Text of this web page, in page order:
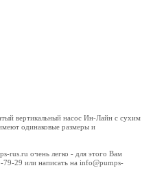
вертикальный насос Ин-Лайн с сухим
одинаковые размеры и
rus.ru очень легко - для этого Вам
29 или написать на info@pumps-